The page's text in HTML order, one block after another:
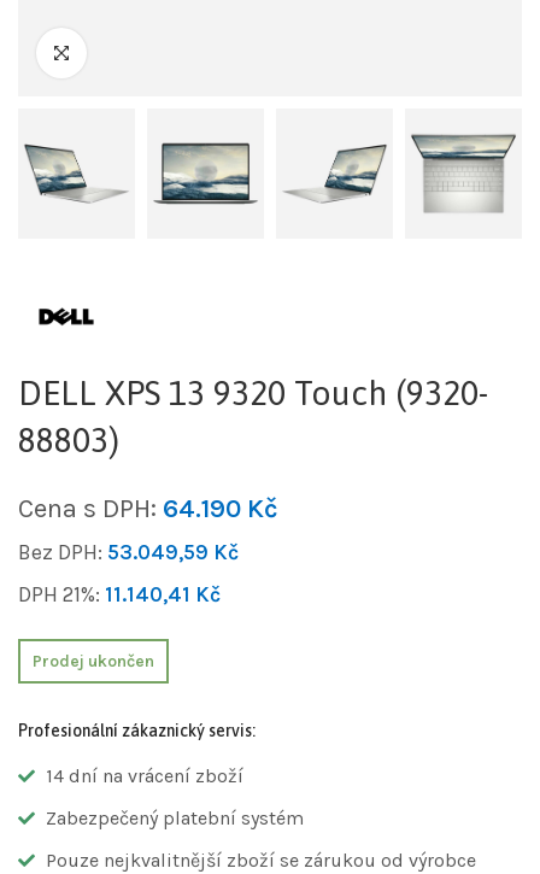
DELL XPS 13 9320 Touch (9320-
88803)
Cena s DPH: 64.190 Kč
Bez DPH: 53.049,59 Kč
DPH 21%: 11.140,41 Kč
Prodej ukončen
Profesionální zákaznický servis:
14 dní na vrácení zboží
Zabezpečený platební systém
Pouze nejkvalitnější zboží se zárukou od výrobce